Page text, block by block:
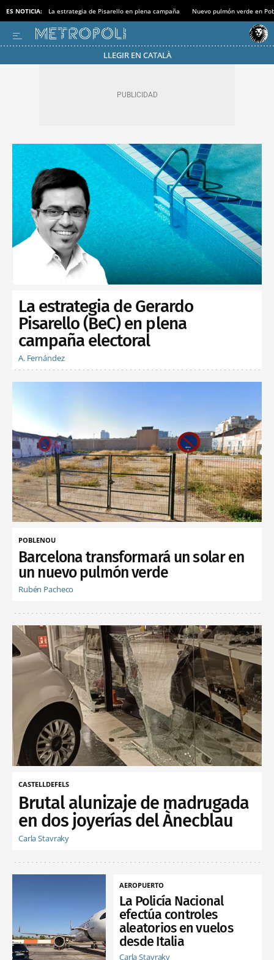
ES NOTICIA: La estrategia de Pisarello en plena campaña Nuevo pulmón verde en
LLEGIR EN CATALÀ
La estrategia de Gerardo
Pisarello (BeC) en plena
campaña electoral
A. Fernández
POBLENOU
Barcelona transformará un solar en
un nuevo pulmón verde
Rubén Pacheco
CASTELLDEFELS
Brutal alunizaje de madrugada
en dos joyerías del Ànecblau
Carla Stavraky
AEROPUERTO
La Policía Nacional
efectúa controles
aleatorios en vuelos
desde Italia
Carla Stavraky